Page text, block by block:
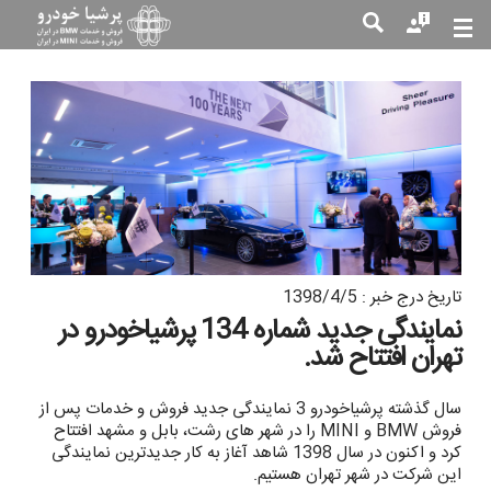
جست
تاریخ درج خبر : 1398/4/5
نمایندگی جدید شماره 134 پرشیاخودرو در
تهران افتتاح شد.
سال گذشته پرشیاخودرو 3 نمایندگی جدید فروش و خدمات پس از
فروش BMW و MINI را در شهر های رشت، بابل و مشهد افتتاح
کرد و اکنون در سال 1398 شاهد آغاز به کار جدیدترین نمایندگی
این شرکت در شهر تهران هستیم.